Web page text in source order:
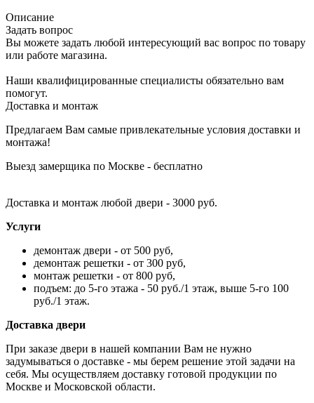
Описание
Задать вопрос
Вы можете задать любой интересующий вас вопрос по товару
или работе магазина.
Наши квалифицированные специалисты обязательно вам
помогут.
Доставка и монтаж
Предлагаем Вам самые привлекательные условия доставки и
монтажа!
Выезд замерщика по Москве - бесплатно
Доставка и монтаж любой двери - 3000 руб.
Услуги
демонтаж двери - от 500 руб,
демонтаж решетки - от 300 руб,
монтаж решетки - от 800 руб,
подъем: до 5-го этажа - 50 руб./1 этаж, выше 5-го 100
руб./1 этаж.
Доставка двери
При заказе двери в нашей компании Вам не нужно
задумываться о доставке - мы берем решение этой задачи на
себя. Мы осуществляем доставку готовой продукции по
Москве и Московской области.